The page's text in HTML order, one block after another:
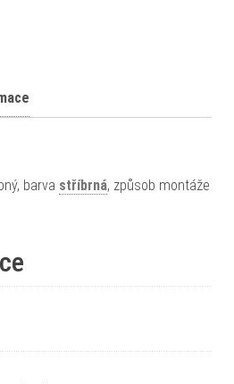
barva stříbrná, způsob montáže